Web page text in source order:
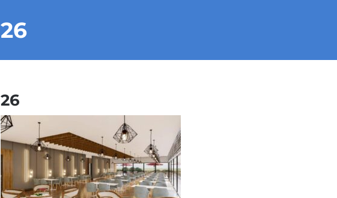
26
26